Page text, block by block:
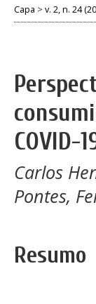
Capa > v. 2, n. 24
COVID-
Carlos
Pontes,
Resumo